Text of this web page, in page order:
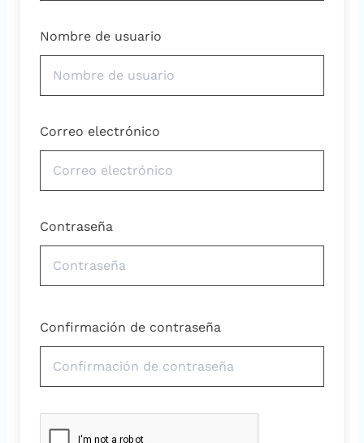
Nombre de usuario
Correo electrónico
Contraseña
Confirmación de contraseña